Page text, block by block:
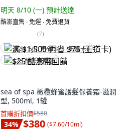
明天 8/10 (一) 預計送達
酷澎直售 ∙ 免運 ∙ 免費退貨
(7)
满 $1,500 再省 $75 (王道卡)
$25 酷澎幣回饋
sea of spa 橄欖蜂蜜護髮保養霜-滋潤
型, 500ml, 1罐
首購折扣價$580
34% $380 ($7.60/10ml)